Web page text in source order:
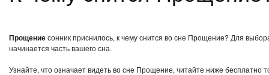
Прощениесонник приснилось, к чему снится во сне Прощение? Для
начинается часть вашего сна.
Узнайте, что означает видеть во сне Прощение, читайте ниже бесплатно